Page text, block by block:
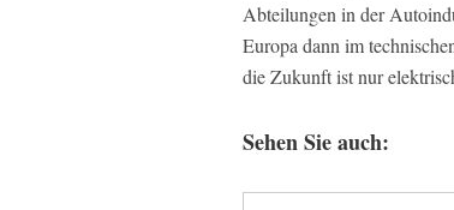
Abteilungen in der
Europa dann im
die Zukunft ist nur
Sehen Sie auch: